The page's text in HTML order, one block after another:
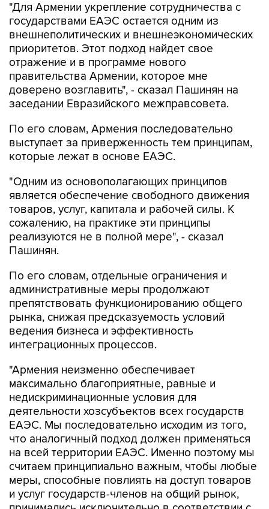
"Для Армении укрепление сотрудничества с
государствами ЕАЭС остается одним из
внешнеполитических и внешнеэкономических
приоритетов. Этот подход найдет свое
отражение и в программе нового
правительства Армении, которое мне
доверено возглавить", - сказал Пашинян на
заседании Евразийского межправсовета.
По его словам, Армения последовательно
выступает за приверженность тем принципам,
которые лежат в основе ЕАЭС.
"Одним из основополагающих принципов
является обеспечение свободного движения
товаров, услуг, капитала и рабочей силы. К
сожалению, на практике эти принципы
реализуются не в полной мере", - сказал
Пашинян.
По его словам, отдельные ограничения и
административные меры продолжают
препятствовать функционированию общего
рынка, снижая предсказуемость условий
ведения бизнеса и эффективность
интеграционных процессов.
"Армения неизменно обеспечивает
максимально благоприятные, равные и
недискриминационные условия для
деятельности хозсубъектов всех государств
ЕАЭС. Мы последовательно исходим из того,
что аналогичный подход должен применяться
на всей территории ЕАЭС. Именно поэтому мы
считаем принципиально важным, чтобы любые
меры, способные повлиять на доступ товаров
и услуг государств-членов на общий рынок,